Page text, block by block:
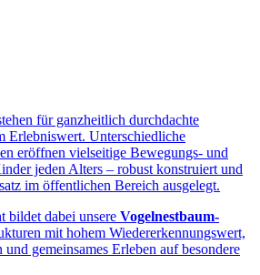
für ganzheitlich durchdachte
Erlebniswert. Unterschiedliche
eröffnen vielseitige Bewegungs- und
jeden Alters – robust konstruiert und
im öffentlichen Bereich ausgelegt.
bildet dabei unsere Vogelnestbaum-
mit hohem Wiedererkennungswert,
gemeinsames Erleben auf besondere